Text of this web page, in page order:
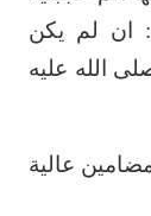
ان لم يكن
الله عليه
عالية